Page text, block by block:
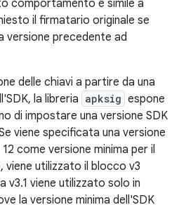
comportamento è simile a
il firmatario originale se
versione precedente ad
delle chiavi a partire da una
la libreria apksig espone
di impostare una versione SDK
viene specificata una versione
come versione minima per il
utilizzato il blocco v3
v3.1 viene utilizzato solo in
la versione minima dell'SDK